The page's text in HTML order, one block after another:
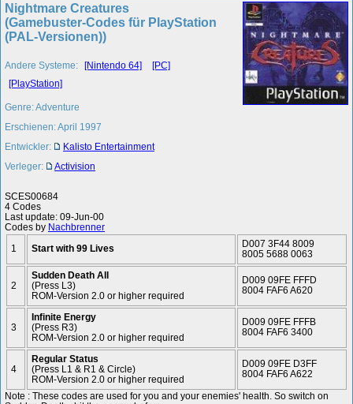
Nightmare Creatures
(Gamebuster-Codes für PlayStation
(PAL-Versionen))
Andere Systeme: [Nintendo 64]
[PC]
[PlayStation]
Genre: Adventure
Erschienen: April 1997
Entwickler:
Kalisto Entertainment
Verleger:
Activision
SCES00684
4 Codes
Last update: 09-Jun-00
Codes by Nachbrenner
1
Start with 99 Lives
D007 3F44 8009
8005 5688 0063
2
Sudden Death All
(Press L3)
ROM-Version 2.0 or higher required
D009 09FE FFFD
8004 FAF6 A620
3
Infinite Energy
(Press R3)
ROM-Version 2.0 or higher required
D009 09FE FFFB
8004 FAF6 3400
4
Regular Status
(Press L1 & R1 & Circle)
ROM-Version 2.0 or higher required
D009 09FE D3FF
8004 FAF6 A622
Note : These codes are used for you and your enemies' health. So switch on